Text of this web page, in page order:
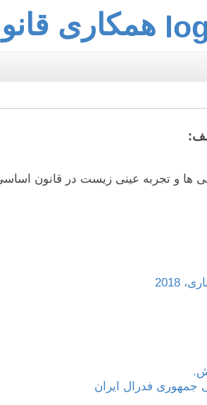
همکاری
ها و تجربه عینی زیست در قانون
فدرال ایران